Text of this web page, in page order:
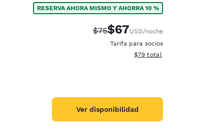
RESERVA AHORA MISMO Y AHORRA 10 %
Tarifa tachada:
$75Tarifa reducida:
$67USD/noche
Tarifa para socios
Ver detalles totales
$79 total
Ver disponibilidad